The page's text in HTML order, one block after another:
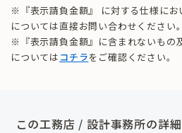
※『表示請負金額』 に対する仕様にお
については直接お問い合わせください。
※『表示請負金額』に含まれないもの
については コチラをご確認ください。
この工務店 / 設計事務所の詳